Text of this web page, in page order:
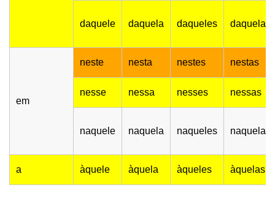
daquele daquela daqueles daquelas
em
neste nesta nestes nestas
nesse nessa nesses nessas
naquele naquela naqueles naquelas
a àquele àquela àqueles àquelas